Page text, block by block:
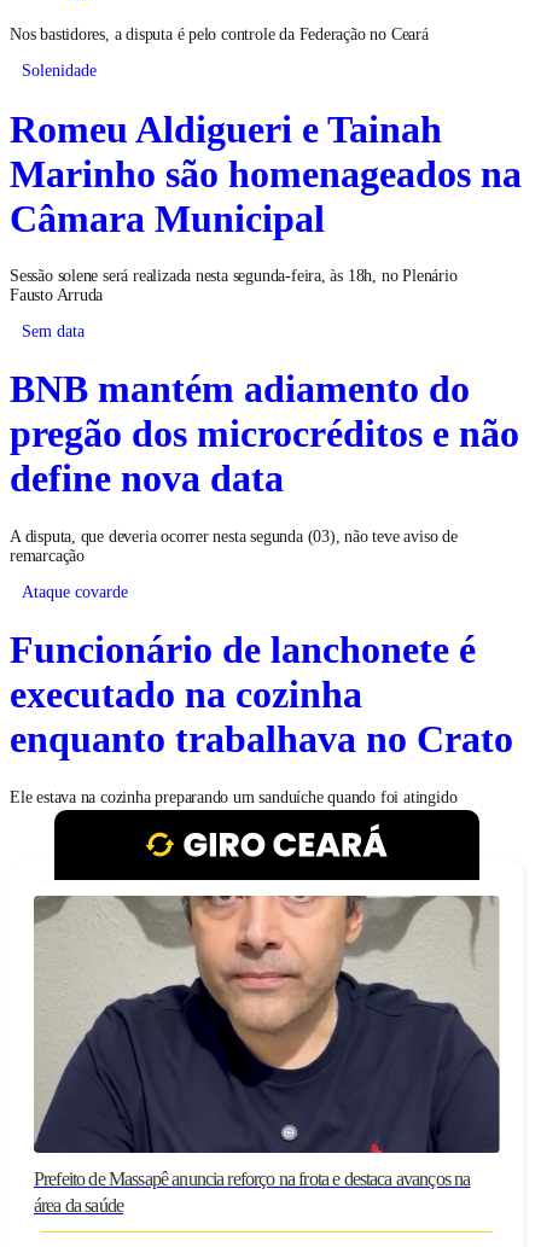
Nos bastidores, a disputa é pelo controle da Federação no Ceará
Solenidade
Romeu Aldigueri e Tainah
Marinho são homenageados na
Câmara Municipal
Sessão solene será realizada nesta segunda-feira, às 18h, no Plenário
Fausto Arruda
Sem data
BNB mantém adiamento do
pregão dos microcréditos e não
define nova data
A disputa, que deveria ocorrer nesta segunda (03), não teve aviso de
remarcação
Ataque covarde
Funcionário de lanchonete é
executado na cozinha
enquanto trabalhava no Crato
Ele estava na cozinha preparando um sanduíche quando foi atingido
Prefeito de Massapê anuncia reforço na frota e destaca avanços na
área da saúde